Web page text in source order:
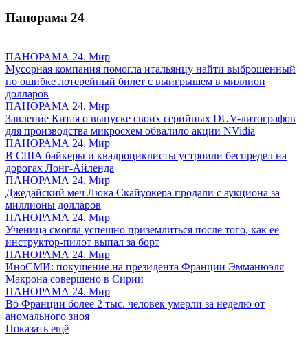
Панорама 24
ПАНОРАМА 24. Мир
Мусорная компания помогла итальянцу найти выброшенный
по ошибке лотерейный билет с выигрышем в миллион
долларов
ПАНОРАМА 24. Мир
Завление Китая о выпуске своих серийных DUV-литографов
для производства микросхем обвалило акции NVidia
ПАНОРАМА 24. Мир
В США байкеры и квадроциклисты устроили беспредел на
дорогах Лонг-Айленда
ПАНОРАМА 24. Мир
Джедайский меч Люка Скайуокера продали с аукциона за
миллионы долларов
ПАНОРАМА 24. Мир
Ученица смогла успешно приземлиться после того, как ее
инструктор-пилот выпал за борт
ПАНОРАМА 24. Мир
ИноСМИ: покушение на президента Франции Эмманюэля
Макрона совершено в Сирии
ПАНОРАМА 24. Мир
Во Франции более 2 тыс. человек умерли за неделю от
аномального зноя
Показать ещё